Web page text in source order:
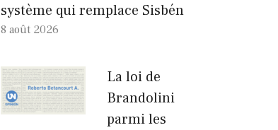
système qui remplace Sisbén
8 août 2026
La loi de
Brandolini
parmi les